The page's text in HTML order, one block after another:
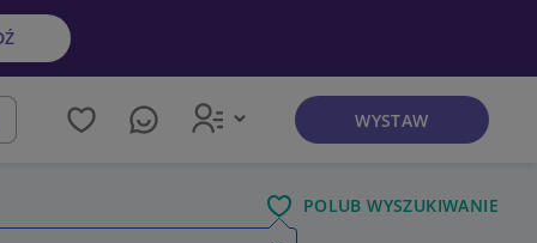
WYSTAW
POLUB WYSZUKIWANIE